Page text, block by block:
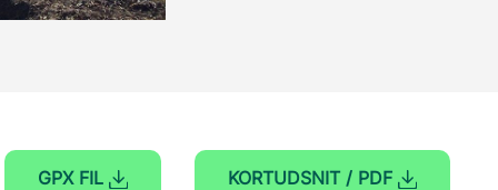
GPX FIL KORTUDSNIT / PDF